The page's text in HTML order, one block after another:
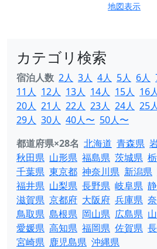
地図表示
カテゴリ検索
宿泊人数 2人 3人 4人 5人 6人
11人 12人 13人 14人 15人 16
20人 21人 22人 23人 24人 25
29人 30人 40人〜 50人〜
都道府県×28名 北海道 青森県
秋田県 山形県 福島県 茨城県
千葉県 東京都 神奈川県 新潟県
福井県 山梨県 長野県 岐阜県
滋賀県 京都府 大阪府 兵庫県
鳥取県 島根県 岡山県 広島県
愛媛県 高知県 福岡県 佐賀県
宮崎県 鹿児島県 沖縄県